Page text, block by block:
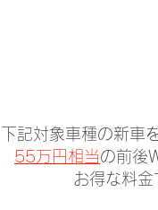
下記対象車種の新車
55万円相当の前後
お得な料